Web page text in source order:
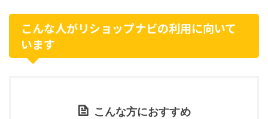
こんな人がリショップナビの利用に向いて
います
こんな方におすすめ